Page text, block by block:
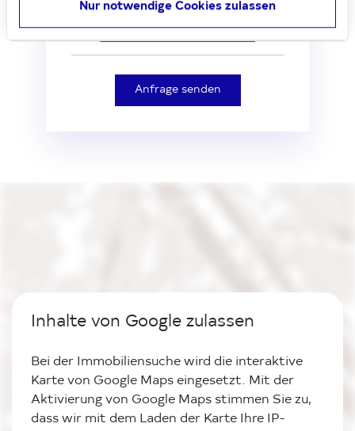
Nur notwendige Cookies zulassen
+49 234 414700950
Anfrage senden
Inhalte von Google zulassen
Bei der Immobiliensuche wird die interaktive
Karte von Google Maps eingesetzt. Mit der
Aktivierung von Google Maps stimmen Sie zu,
dass wir mit dem Laden der Karte Ihre IP-